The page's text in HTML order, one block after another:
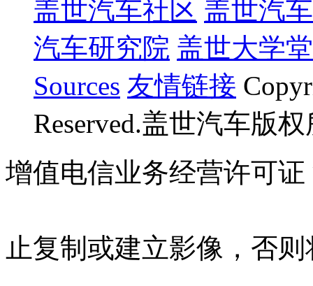
盖世汽车社区 盖世汽
汽车研究院 盖世大学堂
Sources 友情链接
Reserved.盖世汽车版
增值电信业务经营许可证
止复制或建立影像，否